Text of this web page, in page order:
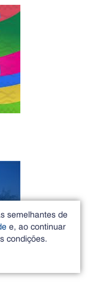
semelhantes de
e, ao continuar
condições.